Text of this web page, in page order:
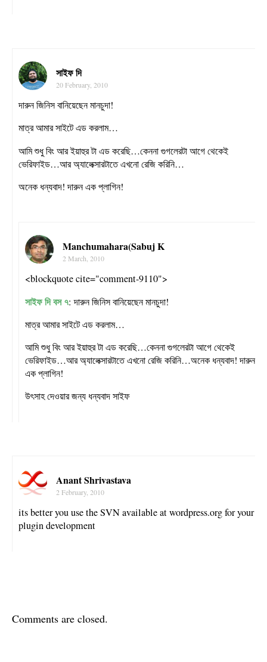
সাইফ দি
20 February, 2010
দারুন জিনিস বানিয়েছেন মানচুদা!
মাত্র আমার সাইটে এড করলাম…
আমি শুধু বিং আর ইয়াহুর টা এড করেছি…কেননা গুগলেরটা আগে থেকেই
ভেরিফাইড…আর অ্যালেক্সারটাতে এখনো রেজি করিনি…
অনেক ধন্যবাদ! দারুন এক প্লাগিন!
Manchumahara(Sabuj K
2 March, 2010
<blockquote cite="comment-9110">
সাইফ দি বস ৭: দারুন জিনিস বানিয়েছেন মানচুদা!
মাত্র আমার সাইটে এড করলাম…
আমি শুধু বিং আর ইয়াহুর টা এড করেছি…কেননা গুগলেরটা আগে থেকেই
ভেরিফাইড…আর অ্যালেক্সারটাতে এখনো রেজি করিনি…অনেক ধন্যবাদ! দারুন
এক প্লাগিন!
উৎসাহ দেওয়ার জন্য ধন্যবাদ সাইফ
Anant Shrivastava
2 February, 2010
its better you use the SVN available at wordpress.org for your
plugin development
Comments are closed.